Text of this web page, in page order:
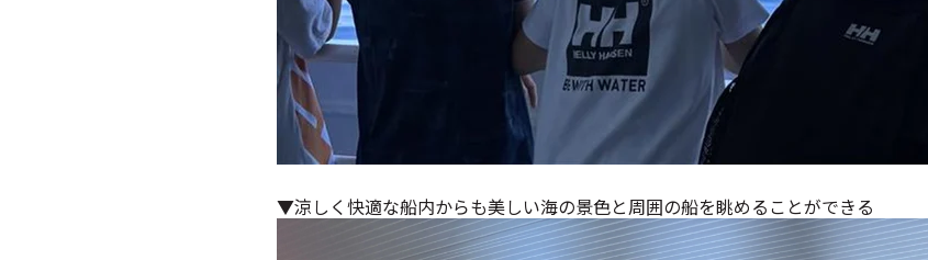
▼涼しく快適な船内からも美しい海の景色と周囲の船を眺めることができる